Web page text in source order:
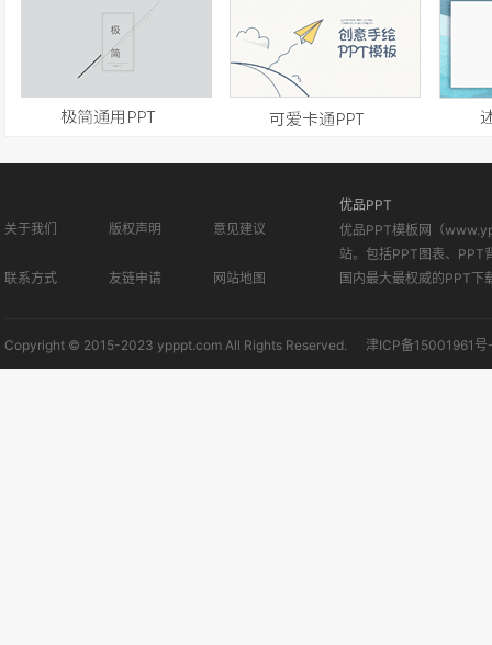
关于我们 版权声明 意见建议
联系方式 友链申请 网站地图
优品PPT
优品PPT模板网（
站。包括PPT图表、PPT
国内最大最权威的PPT下
Copyright © 2015-2023 ypppt.com All Rights Reserved. 津ICP备15001961号